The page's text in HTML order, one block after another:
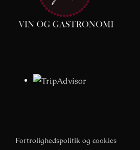
Fortrolighedspolitik og cookies